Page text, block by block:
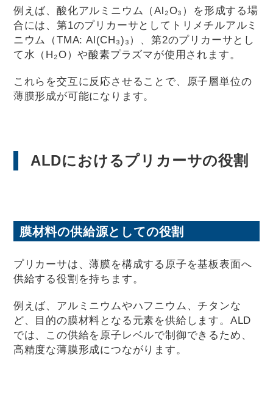
例えば、酸化アルミニウム（Al₂O₃）を形成する場
合には、第1のプリカーサとしてトリメチルアルミ
ニウム（TMA: Al(CH₃)₃）、第2のプリカーサとし
て水（H₂O）や酸素プラズマが使用されます。
これらを交互に反応させることで、原子層単位の
薄膜形成が可能になります。
ALDにおけるプリカーサの役割
膜材料の供給源としての役割
プリカーサは、薄膜を構成する原子を基板表面へ
供給する役割を持ちます。
例えば、アルミニウムやハフニウム、チタンな
ど、目的の膜材料となる元素を供給します。ALD
では、この供給を原子レベルで制御できるため、
高精度な薄膜形成につながります。